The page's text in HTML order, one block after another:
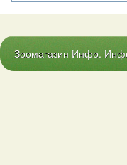
Зоомагазин Инфо.